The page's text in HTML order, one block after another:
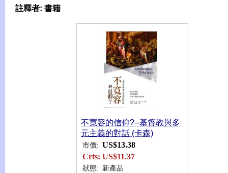
註釋者: 書籍
不寬容的信仰?--基督教與多
元主義的對話 (卡森)
市價: US$13.38
Crts: US$11.37
狀態: 新產品